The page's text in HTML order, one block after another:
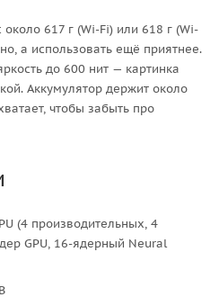
617 г (Wi-Fi) или 618 г (Wi-
а использовать ещё приятнее.
до 600 нит — картинка
Аккумулятор держит около
чтобы забыть про
(4 производительных, 4
GPU, 16-ядерный Neural